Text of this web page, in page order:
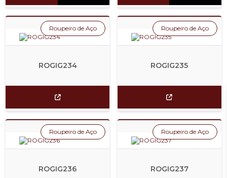
ROGIG234
Roupeiro de Aço
ROGIG235
Roupeiro de Aço
ROGIG236
Roupeiro de Aço
ROGIG237
Roupeiro de Aço